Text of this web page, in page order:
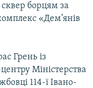
борцям за
«Дем’янів
Грень із
Міністерства
114-ї Івано-